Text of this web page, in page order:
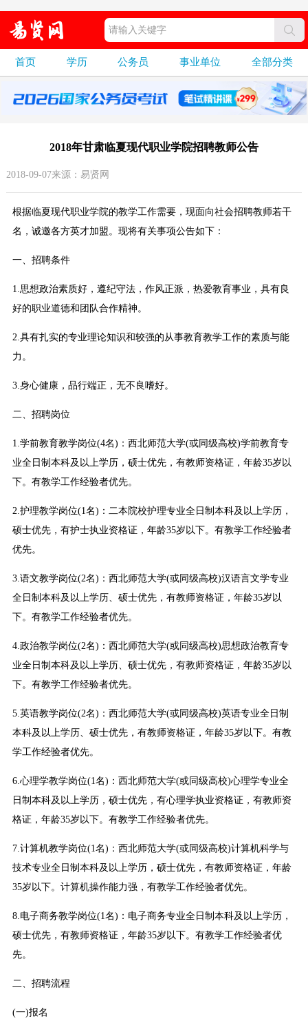
首页 学历 公务员 事业单位 全部分类
2018年甘肃临夏现代职业学院招聘教师公告
2018-09-07来源：易贤网
根据临夏现代职业学院的教学工作需要，现面向社会招聘教师若干
名，诚邀各方英才加盟。现将有关事项公告如下：
一、招聘条件
1.思想政治素质好，遵纪守法，作风正派，热爱教育事业，具有良
好的职业道德和团队合作精神。
2.具有扎实的专业理论知识和较强的从事教育教学工作的素质与能
力。
3.身心健康，品行端正，无不良嗜好。
二、招聘岗位
1.学前教育教学岗位(4名)：西北师范大学(或同级高校)学前教育专
业全日制本科及以上学历，硕士优先，有教师资格证，年龄35岁以
下。有教学工作经验者优先。
2.护理教学岗位(1名)：二本院校护理专业全日制本科及以上学历，
硕士优先，有护士执业资格证，年龄35岁以下。有教学工作经验者
优先。
3.语文教学岗位(2名)：西北师范大学(或同级高校)汉语言文学专业
全日制本科及以上学历、硕士优先，有教师资格证，年龄35岁以
下。有教学工作经验者优先。
4.政治教学岗位(2名)：西北师范大学(或同级高校)思想政治教育专
业全日制本科及以上学历、硕士优先，有教师资格证，年龄35岁以
下。有教学工作经验者优先。
5.英语教学岗位(2名)：西北师范大学(或同级高校)英语专业全日制
本科及以上学历、硕士优先，有教师资格证，年龄35岁以下。有教
学工作经验者优先。
6.心理学教学岗位(1名)：西北师范大学(或同级高校)心理学专业全
日制本科及以上学历，硕士优先，有心理学执业资格证，有教师资
格证，年龄35岁以下。有教学工作经验者优先。
7.计算机教学岗位(1名)：西北师范大学(或同级高校)计算机科学与
技术专业全日制本科及以上学历，硕士优先，有教师资格证，年龄
35岁以下。计算机操作能力强，有教学工作经验者优先。
8.电子商务教学岗位(1名)：电子商务专业全日制本科及以上学历，
硕士优先，有教师资格证，年龄35岁以下。有教学工作经验者优
先。
二、招聘流程
(一)报名